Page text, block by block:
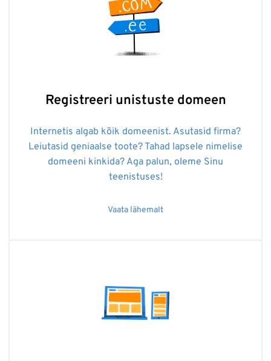
Registreeri unistuste domeen
Internetis algab kõik domeenist. Asutasid firma?
Leiutasid geniaalse toote? Tahad lapsele nimelise
domeeni kinkida? Aga palun, oleme Sinu
teenistuses!
Vaata lähemalt